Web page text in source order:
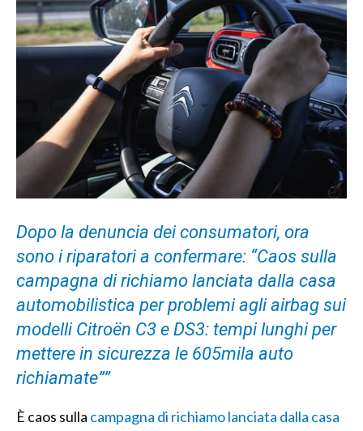
Dopo la denuncia dei consumatori, ora
sono i riparatori a confermare: “Caos sulla
campagna di richiamo lanciata dalla casa
automobilistica per problemi agli airbag sui
modelli Citroën C3 e DS3: tempi lunghi per
mettere in sicurezza le 605mila auto
richiamate””
È caos sulla campagna di richiamo lanciata dalla casa